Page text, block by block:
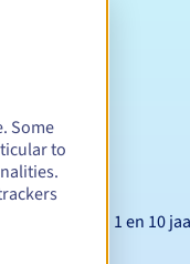
Tussen 1 en 10
Some
to